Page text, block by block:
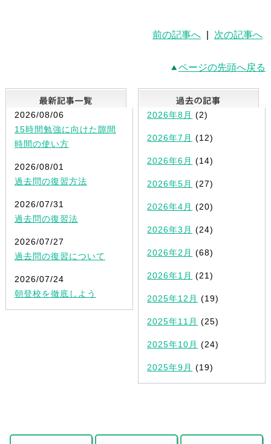
前の記事へ 次の記事へ
ページの先頭へ戻る
最新記事一覧
2026/08/06
15時間勉強に向けた隙間
時間の使い方
2026/08/01
過去問の復習方法
2026/07/31
過去問の復習法
2026/07/27
過去問の復習について
2026/07/24
朝登校を徹底しよう
2026年8月 (2)
2026年7月 (12)
2026年6月 (14)
2026年5月 (27)
2026年4月 (20)
2026年3月 (24)
2026年2月 (68)
2026年1月 (21)
2025年12月 (19)
2025年11月 (25)
2025年10月 (24)
2025年9月 (19)